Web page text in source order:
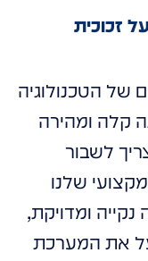
זכוכית
של הטכנולוגיה
קלה ומהירה
לשבור
שלנו
ומדויקת,
את המערכת